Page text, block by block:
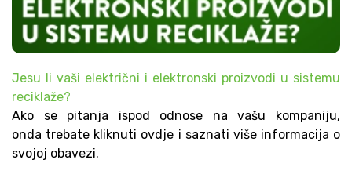
Jesu li vaši električni i elektronski proizvodi u sistemu
reciklaže?
Ako se pitanja ispod odnose na vašu kompaniju,
onda trebate kliknuti ovdje i saznati više informacija o
svojoj obavezi.